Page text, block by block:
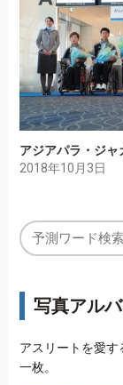
アジアパラ・ジャ
2018年10月3日
写真アル
アスリートを愛
一枚。